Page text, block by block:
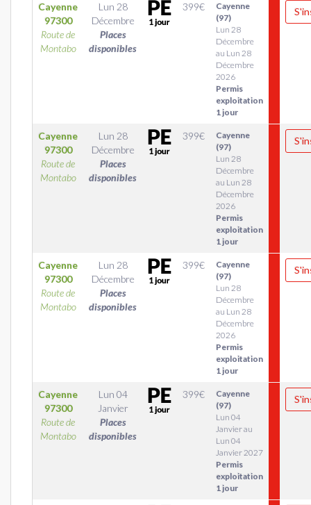
Cayenne
97300
Route de
Montabo
Lun 28
Décembre
Places
disponibles
399€
Cayenne
(97)
Lun 28
Décembre
au Lun 28
Décembre
2026
Permis
exploitation
1 jour
Cayenne
97300
Route de
Montabo
Lun 28
Décembre
Places
disponibles
399€
Cayenne
(97)
Lun 28
Décembre
au Lun 28
Décembre
2026
Permis
exploitation
1 jour
Cayenne
97300
Route de
Montabo
Lun 28
Décembre
Places
disponibles
399€
Cayenne
(97)
Lun 28
Décembre
au Lun 28
Décembre
2026
Permis
exploitation
1 jour
Cayenne
97300
Route de
Montabo
Lun 04
Janvier
Places
disponibles
399€
Cayenne
(97)
Lun 04
Janvier au
Lun 04
Janvier 2027
Permis
exploitation
1 jour